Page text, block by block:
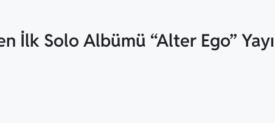
İlk Solo Albümü “Alter Ego”